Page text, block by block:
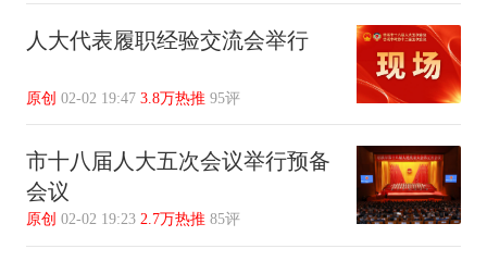
人大代表履职经验交流会举行
原创 02-02 19:47 3.8万热推 95评
市十八届人大五次会议举行预备
会议
原创 02-02 19:23 2.7万热推 85评